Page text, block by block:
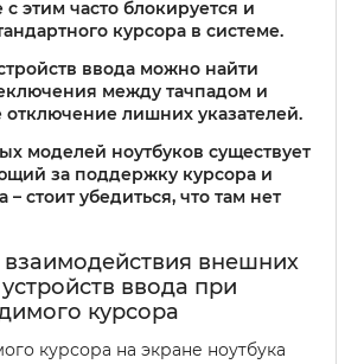
с этим часто блокируется и
курсора в системе.
ввода можно найти
между тачпадом и
лишних указателей.
моделей ноутбуков существует
за поддержку курсора и
– стоит убедиться, что там нет
внешних
ввода при
курсора
курсора на экране ноутбука